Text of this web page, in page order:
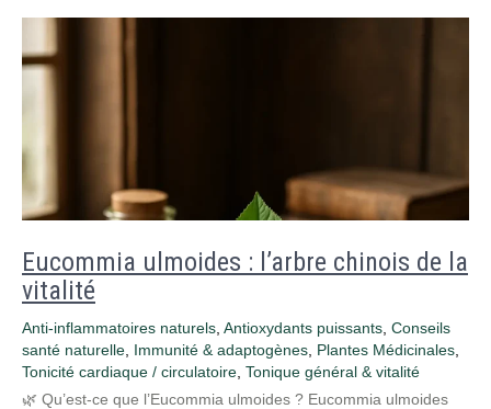
Eucommia ulmoides : l’arbre chinois de la
vitalité
Anti-inflammatoires naturels Antioxydants puissants Conseils
santé naturelle Immunité & adaptogènes Plantes Médicinales
Tonicité cardiaque / circulatoire Tonique général & vitalité
🌿 Qu’est-ce que l’Eucommia ulmoides ? Eucommia ulmoides